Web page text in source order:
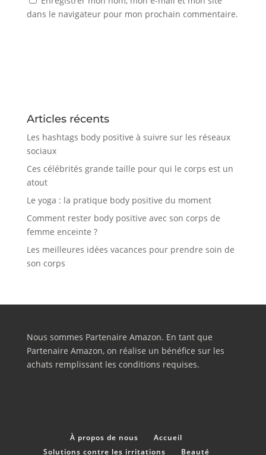
dans le navigateur pour mon prochain commentaire.
Articles récents
Les hashtags body positive à suivre sur les réseaux
sociaux
Ces célébrités grande taille pour qui le corps est un
atout
Le yoga : la pratique body positive du moment
Comment rester body positive avec son corps de
femme enceinte ?
Les meilleures idées vacances pour prendre soin de
son corps
Nous sommes Partenaire Amazon. En tant que
Partenaire Amazon, on réalise un bénéfice sur les
achats remplissant les conditions requises.
À propos de nous
Accueil
Solutions contre les irritations
Beauté